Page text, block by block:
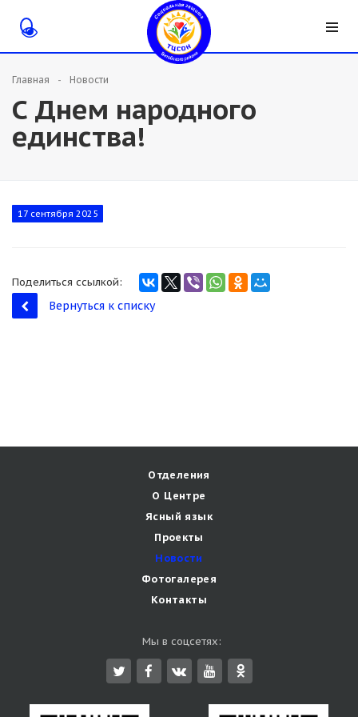
Главная Новости
С Днем народного
единства!
17 сентября 2025
Поделиться ссылкой:
Вернуться к списку
Отделения
О Центре
Ясный язык
Проекты
Новости
Фотогалерея
Контакты
Мы в соцсетях: